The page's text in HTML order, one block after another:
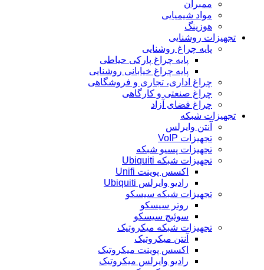
ممبران
مواد شیمیایی
هوزینگ
تجهیزات روشنایی
پایه چراغ روشنایی
پایه چراغ پارکی حیاطی
پایه چراغ خیابانی روشنایی
چراغ اداری، تجاری و فروشگاهی
چراغ صنعتی و کارگاهی
چراغ فضای آزاد
تجهیزات شبکه
آنتن وایرلس
تجهیزات VoIP
تجهیزات پسیو شبکه
تجهیزات شبکه Ubiquiti
اکسس پوینت Unifi
رادیو وایرلس Ubiquiti
تجهیزات شبکه سیسکو
روتر سیسکو
سوئیچ سیسکو
تجهیزات شبکه میکروتیک
آنتن میکروتیک
اکسس پوینت میکروتیک
رادیو وایرلس میکروتیک